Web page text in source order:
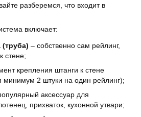
разберемся, что входит в
включает:
(труба) – собственно сам рейлинг,
стене;
крепления штанги к стене
минимум 2 штуки на один рейлинг);
аксессуар для
прихваток, кухонной утвари;